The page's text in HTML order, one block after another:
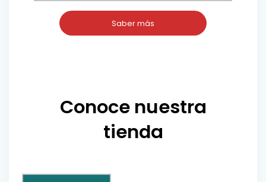
Saber más
Conoce nuestra
tienda